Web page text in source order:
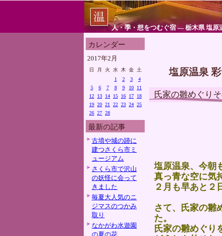
人・季・想をつむぐ宿 ― 栃木県 塩原
カレンダー
2017年2月
日 月 火 水 木 金
土
1
2 3
4
5
6 7 8 9 10
11
12
13 14 15 16 17
18
19 20 21 22 23 24 25
26 27 28
最新の記事
古墳や城の跡に
建つさくら市ミ
ュージアム
さくら市で沢山
の妖怪に会って
きました
毎夏大人気のニ
ジマスのつかみ
取り
なかがわ水遊園
の夏の花
塩原温泉
氏家の雛めぐり
塩原温泉、今朝
真っ青な空に気
２月も早あと２
さて、氏家の雛
た。
氏家の雛めぐり